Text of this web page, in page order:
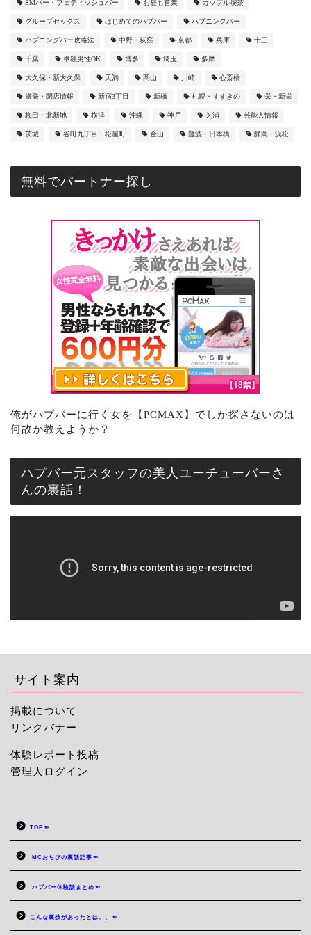
SMバー・フェティッシュバー お昼も営業 カップル喫茶
グループセックス はじめてのハプバー ハプニングバー
ハプニングバー攻略法 中野・荻窪 京都 兵庫 十三
千葉 単独男性OK 博多 埼玉 多摩
大久保・新大久保 天満 岡山 川崎 心斎橋
摘発・閉店情報 新宿3丁目 新橋 札幌・すすきの 栄・新栄
梅田・北新地 横浜 沖縄 神戸 芝浦 芸能人情報
茨城 谷町九丁目・松屋町 金山 難波・日本橋 静岡・浜松
無料でパートナー探し
俺がハプバーに行く女を【PCMAX】でしか探さないのは
何故か教えようか？
ハプバー元スタッフの美人ユーチューバーさ
んの裏話！
サイト案内
掲載について
リンクバナー
体験レポート投稿
管理人ログイン
TOP☜
MCおちびの裏話記事☜
ハプバー体験談まとめ☜
こんな裏技があったとは、、☜